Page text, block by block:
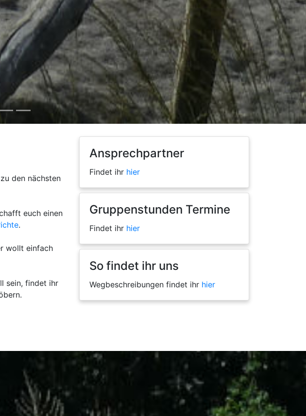
den nächsten
euch einen
.
wollt einfach
sein, findet ihr
Ansprechpartner
Findet ihr hier
Gruppenstunden Termine
Findet ihr hier
So findet ihr uns
Wegbeschreibungen findet ihr hier